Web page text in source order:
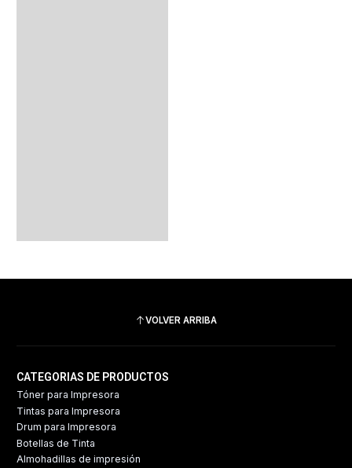
VOLVER ARRIBA
CATEGORIAS DE PRODUCTOS
Tóner para Impresora
Tintas para Impresora
Drum para Impresora
Botellas de Tinta
Almohadillas de impresión